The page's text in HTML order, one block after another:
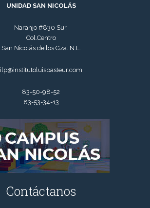
UNIDAD SAN NICOLÁS
Naranjo #830 Sur.
Col.Centro
San Nicolás de los Gza. N.L.
ilp@institutoluispasteur.com
83-50-98-52
83-53-34-13
Contáctanos